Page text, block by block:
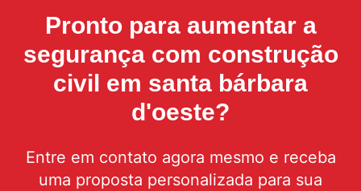
Pronto para aumentar a
segurança com construção
civil em santa bárbara
d'oeste?
Entre em contato agora mesmo e receba
uma proposta personalizada para sua